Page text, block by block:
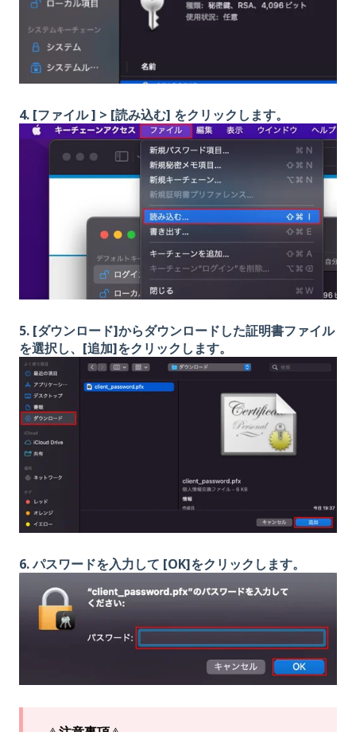
4. [ファイル ] > [読み込む] をクリックします。
5. [ダウンロード]からダウンロードした証明書ファイル
を選択し、[追加]をクリックします。
6. パスワードを入力して [OK]をクリックします。